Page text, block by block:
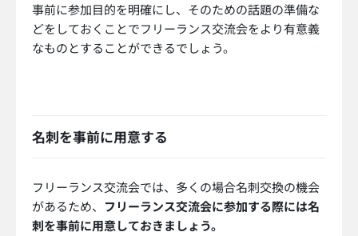
事前に参加目的を明確にし、そのための話題の準備な
どをしておくことでフリーランス交流会をより有意義
なものとすることができるでしょう。
名刺を事前に用意する
フリーランス交流会では、多くの場合名刺交換の機会
があるため、 フリーランス交流会に参加する際には名
刺を事前に用意しておきましょう。